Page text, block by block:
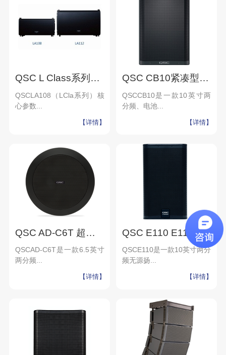
QSC L Class系列LA108 LA112智能有源线阵扬声器 固定安装流动舞台演出音响设备
QSCLA108（LCla系列）核
心参数...
【详情】
QSC CB10紧凑型有源扬声器 舞台乐队演出会议扩声音箱 音响系统厂家
QSCCB10是一款10英寸两
分频、电池...
【详情】
QSC AD-C6T 超薄吸顶音箱 两分频小型扬声器 音响设备 公司会议系统
QSCAD‑C6T是一款6.5英寸
两分频...
【详情】
QSC E110 E112补声音箱 环绕音箱 多功能无源音箱 会议娱乐场所现场演出KTV音响
QSCE110是一款10英寸两分
频无源扬...
【详情】